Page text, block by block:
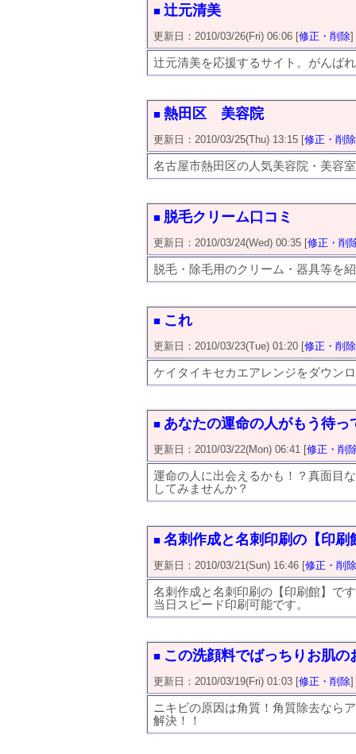
■ 辻元清美
更新日：2010/03/26(Fri) 06:06 [修正・削除]
辻元清美を応援するサイト。がんば
■ 熱田区 美容院
更新日：2010/03/25(Thu) 13:15 [修正・削除
名古屋市熱田区の人気美容院・美容
■ 脱毛クリーム口コミ
更新日：2010/03/24(Wed) 00:35 [修正・削
脱毛・除毛用のクリーム・器具等を
■ これ
更新日：2010/03/23(Tue) 01:20 [修正・削除
ケイタイキセカエアレンジをダウン
■ あなたの運命の人がもう待
更新日：2010/03/22(Mon) 06:41 [修正・削
運命の人に出会えるかも！？真面目
してみませんか？
■ 名刺作成と名刺印刷の【印刷
更新日：2010/03/21(Sun) 16:46 [修正・削除
名刺作成と名刺印刷の【印刷館】で
当日スピード印刷可能です。
■ この洗顔料でばっちりお肌の
更新日：2010/03/19(Fri) 01:03 [修正・削除]
ニキビの原因は角質！角質除去なら
解決！！